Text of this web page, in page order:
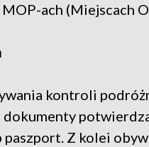
ach (Miejscach
kontroli
dokumenty
Z kolei